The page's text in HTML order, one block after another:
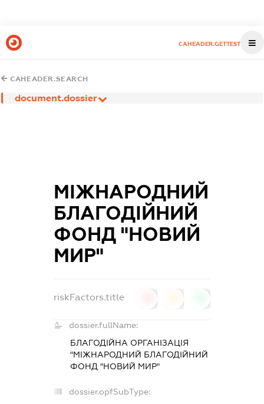
CAHEADER.GETTEST
CAHEADER.SEARCH
document.dossier
МІЖНАРОДНИЙ
БЛАГОДІЙНИЙ
ФОНД "НОВИЙ
МИР"
riskFactors.title
dossier.fullName:
БЛАГОДІЙНА ОРГАНІЗАЦІЯ
"МІЖНАРОДНИЙ БЛАГОДІЙНИЙ
ФОНД "НОВИЙ МИР"
dossier.opfSubType: